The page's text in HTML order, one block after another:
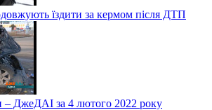
їздити за кермом після ДТП
– ДжеДАІ за 4 лютого 2022 року